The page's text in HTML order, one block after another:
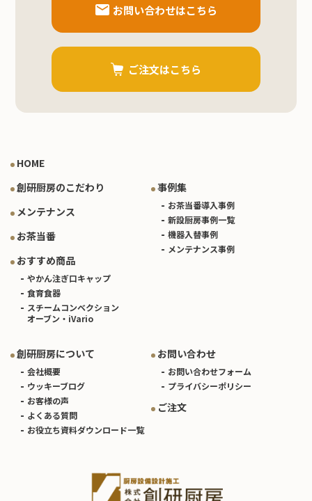
お問い合わせはこちら
ご注文はこちら
HOME
創研厨房のこだわり
メンテナンス
お茶当番
おすすめ商品
やかん注ぎ口キャップ
食育食器
スチームコンベクション
オーブン・iVario
事例集
お茶当番導入事例
新設厨房事例一覧
機器入替事例
メンテナンス事例
創研厨房について
会社概要
ウッキーブログ
お客様の声
よくある質問
お役立ち資料ダウンロード一覧
お問い合わせ
お問い合わせフォーム
プライバシーポリシー
ご注文